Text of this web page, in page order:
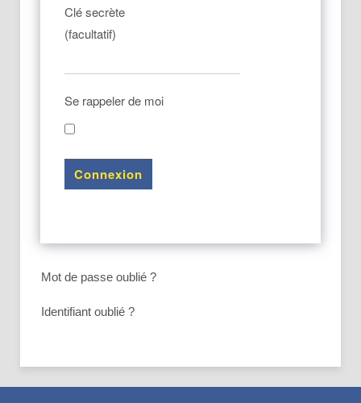
Clé secrète
(facultatif)
Se rappeler de moi
Connexion
Mot de passe oublié ?
Identifiant oublié ?